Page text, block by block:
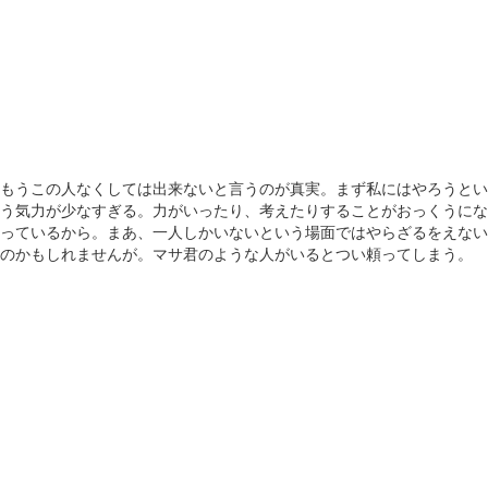
もうこの人なくしては出来ないと言うのが真実。まず私にはやろうとい
う気力が少なすぎる。力がいったり、考えたりすることがおっくうにな
っているから。まあ、一人しかいないという場面ではやらざるをえない
のかもしれませんが。マサ君のような人がいるとつい頼ってしまう。